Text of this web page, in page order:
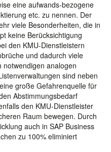
eine aufwands-bezogene
etc. zu nennen. Der
viele Besonderheiten, die in
keine Berücksichtigung
den KMU-Dienstleistern
und dadurch viele
notwendigen analogen
sind neben
große Gefahrenquelle für
Abstimmungsbedarf
den KMU-Dienstleister
Raum bewegen. Durch
auch in SAP Business
zu 100% eliminiert